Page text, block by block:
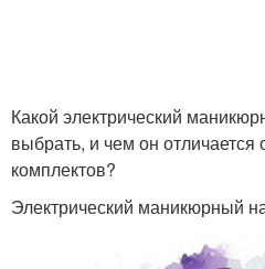
Какой электрический
выбрать, и чем он отличается
комплектов?
Электрический маникюрный